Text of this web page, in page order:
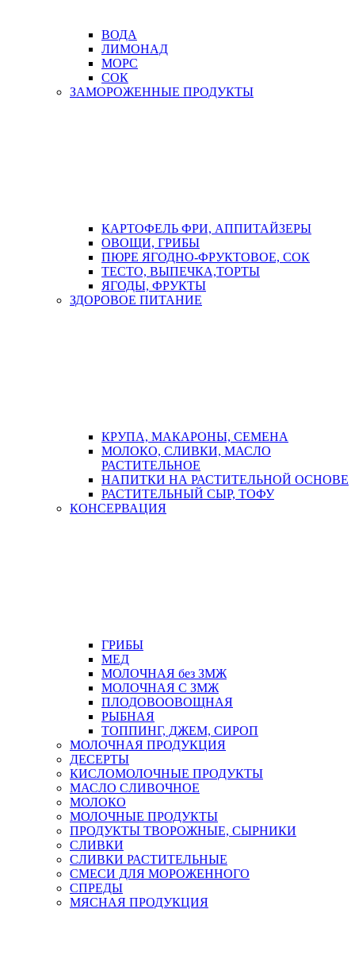
ВОДА
ЛИМОНАД
МОРС
СОК
ЗАМОРОЖЕННЫЕ ПРОДУКТЫ
КАРТОФЕЛЬ ФРИ, АППИТАЙЗЕРЫ
ОВОЩИ, ГРИБЫ
ПЮРЕ ЯГОДНО-ФРУКТОВОЕ, СОК
ТЕСТО, ВЫПЕЧКА,ТОРТЫ
ЯГОДЫ, ФРУКТЫ
ЗДОРОВОЕ ПИТАНИЕ
КРУПА, МАКАРОНЫ, СЕМЕНА
МОЛОКО, СЛИВКИ, МАСЛО
РАСТИТЕЛЬНОЕ
НАПИТКИ НА РАСТИТЕЛЬНОЙ ОСНОВЕ
РАСТИТЕЛЬНЫЙ СЫР, ТОФУ
КОНСЕРВАЦИЯ
ГРИБЫ
МЕД
МОЛОЧНАЯ без ЗМЖ
МОЛОЧНАЯ С ЗМЖ
ПЛОДОВООВОЩНАЯ
РЫБНАЯ
ТОППИНГ, ДЖЕМ, СИРОП
МОЛОЧНАЯ ПРОДУКЦИЯ
ДЕСЕРТЫ
КИСЛОМОЛОЧНЫЕ ПРОДУКТЫ
МАСЛО СЛИВОЧНОЕ
МОЛОКО
МОЛОЧНЫЕ ПРОДУКТЫ
ПРОДУКТЫ ТВОРОЖНЫЕ, СЫРНИКИ
СЛИВКИ
СЛИВКИ РАСТИТЕЛЬНЫЕ
СМЕСИ ДЛЯ МОРОЖЕННОГО
СПРЕДЫ
МЯСНАЯ ПРОДУКЦИЯ